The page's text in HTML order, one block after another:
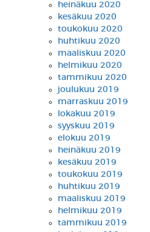
heinäkuu 2020
kesäkuu 2020
toukokuu 2020
huhtikuu 2020
maaliskuu 2020
helmikuu 2020
tammikuu 2020
joulukuu 2019
marraskuu 2019
lokakuu 2019
syyskuu 2019
elokuu 2019
heinäkuu 2019
kesäkuu 2019
toukokuu 2019
huhtikuu 2019
maaliskuu 2019
helmikuu 2019
tammikuu 2019